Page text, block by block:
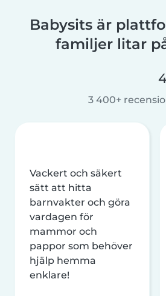
Babysits är
familjer litar
3 400+
Vackert och säkert
sätt att hitta
barnvakter och göra
vardagen för
mammor och
pappor som behöver
hjälp hemma
enklare!